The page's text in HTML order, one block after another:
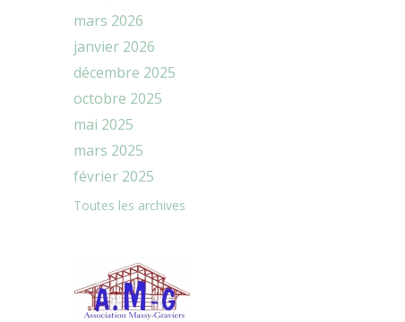
mars 2026
janvier 2026
décembre 2025
octobre 2025
mai 2025
mars 2025
février 2025
Toutes les archives